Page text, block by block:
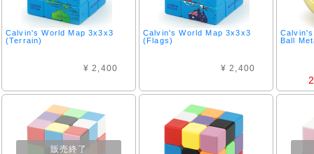
Calvin's World Map 3x3x3
(Terrain)
¥ 2,400
Calvin's World Map 3x3x3
(Flags)
¥ 2,400
Ball
販売終了